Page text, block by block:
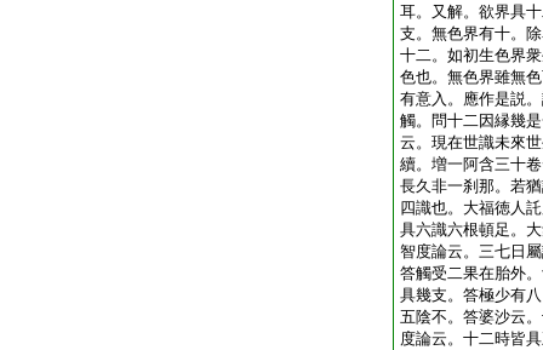
耳。又解。欲界具
支。無色界有十。
十二。如初生色界
色也。無色界雖無
有意入。應作是説
觸。問十二因縁幾
云。現在世識未來
續。増一阿含三十
長久非一刹那。若
四識也。大福徳人
具六識六根頓足。
智度論云。三七日
答觸受二果在胎外
具幾支。答極少有
五陰不。答婆沙云
度論云。十二時皆